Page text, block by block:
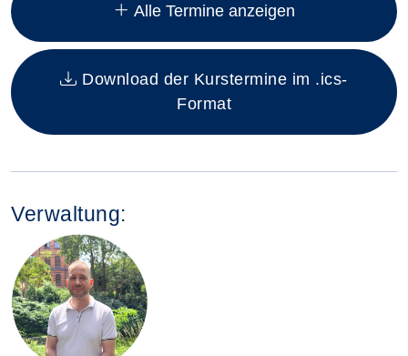
Alle Termine anzeigen
Download der Kurstermine im .ics-
Format
Verwaltung: